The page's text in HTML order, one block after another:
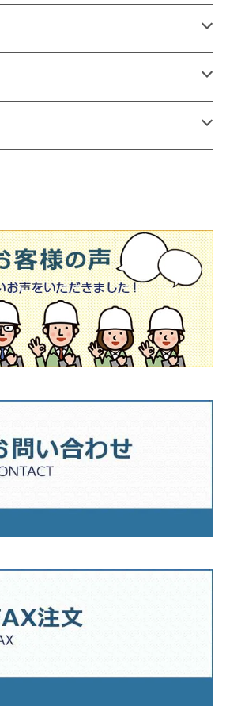
替え刃
プ